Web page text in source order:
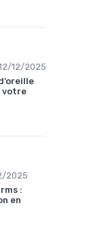
12/2025
votre
2025
:
en